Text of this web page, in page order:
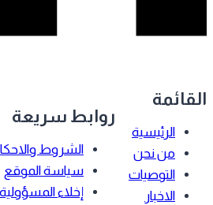
الرئيسية
من نحن
التوصيات
الاخبار
روابط سريعة
الشروط والاحكام
سياسة الموقع
إخلاء المسؤولية